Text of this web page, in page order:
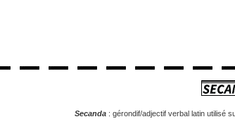
Secanda: gérondif/adjectif verbal latin utilisé